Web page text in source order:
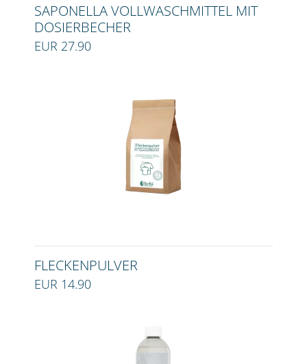
SAPONELLA VOLLWASCHMITTEL MIT
DOSIERBECHER
EUR 27.90
FLECKENPULVER
EUR 14.90